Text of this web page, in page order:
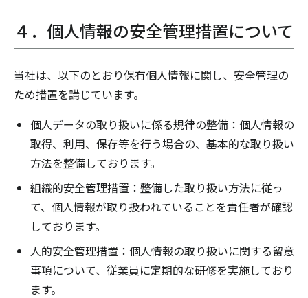
４．個人情報の安全管理措置について
当社は、以下のとおり保有個人情報に関し、安全管理の
ため措置を講じています。
個人データの取り扱いに係る規律の整備：個人情報の
取得、利用、保存等を行う場合の、基本的な取り扱い
方法を整備しております。
組織的安全管理措置：整備した取り扱い方法に従っ
て、個人情報が取り扱われていることを責任者が確認
しております。
人的安全管理措置：個人情報の取り扱いに関する留意
事項について、従業員に定期的な研修を実施しており
ます。